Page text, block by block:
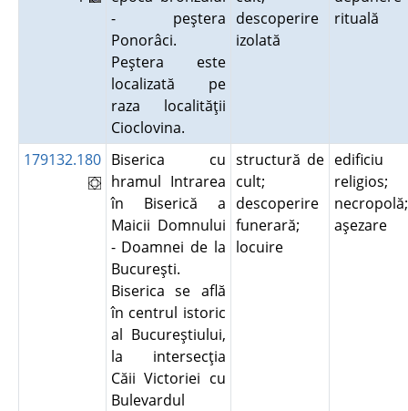
- peştera
Ponorâci.
Peştera este
localizată pe
raza localităţii
Cioclovina.
descoperire
izolată
rituală
179132.180 Biserica cu
hramul Intrarea
în Biserică a
Maicii Domnului
- Doamnei de la
Bucureşti.
Biserica se află
în centrul istoric
al Bucureştiului,
la intersecţia
Căii Victoriei cu
Bulevardul
structură de
cult;
descoperire
funerară;
locuire
edificiu
religios;
necropolă;
aşezare